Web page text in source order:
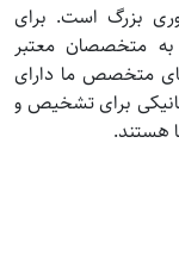
بزرگ است. برای
متخصصان معتبر
متخصص ما دارای
برای تشخیص و
هستند.